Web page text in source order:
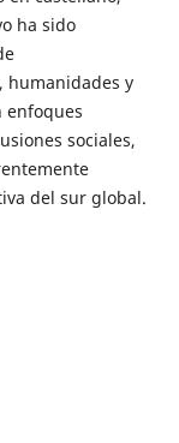
ha sido
humanidades y
enfoques
sociales,
del sur global.